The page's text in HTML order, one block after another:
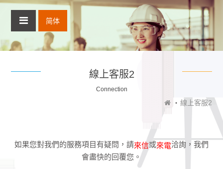
简体
線上客服2
Connection
線上客服2
如果您對我們的服務項目有疑問，請來信或來電洽詢，我們
會盡快的回覆您。